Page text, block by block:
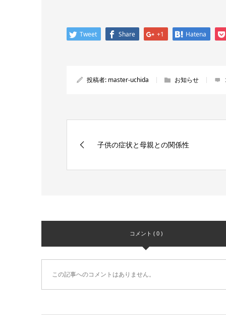
Tweet Share +1 Hatena
投稿者: master-uchida お知らせ
子供の症状と母親との関係性
コメント ( 0 )
この記事へのコメントはありません。